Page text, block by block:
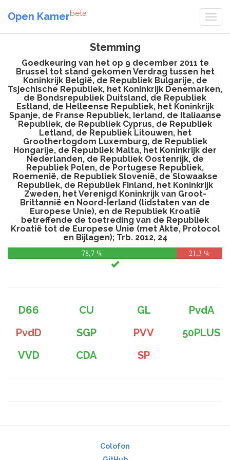
Open Kamerbeta
Stemming
Goedkeuring van het op 9 december 2011 te
Brussel tot stand gekomen Verdrag tussen het
Koninkrijk België, de Republiek Bulgarije, de
Tsjechische Republiek, het Koninkrijk Denemarken,
de Bondsrepubliek Duitsland, de Republiek
Estland, de Helleense Republiek, het Koninkrijk
Spanje, de Franse Republiek, Ierland, de Italiaanse
Republiek, de Republiek Cyprus, de Republiek
Letland, de Republiek Litouwen, het
Groothertogdom Luxemburg, de Republiek
Hongarije, de Republiek Malta, het Koninkrijk der
Nederlanden, de Republiek Oostenrijk, de
Republiek Polen, de Portugese Republiek,
Roemenië, de Republiek Slovenië, de Slowaakse
Republiek, de Republiek Finland, het Koninkrijk
Zweden, het Verenigd Koninkrijk van Groot-
Brittannië en Noord-Ierland (lidstaten van de
Europese Unie), en de Republiek Kroatië
betreffende de toetreding van de Republiek
Kroatië tot de Europese Unie (met Akte, Protocol
en Bijlagen); Trb. 2012, 24
78,7 %
21,3 %
D66 CU GL
PvdA
PvdD
SGP PVV
50PLUS
VVD
CDA SP
Colofon